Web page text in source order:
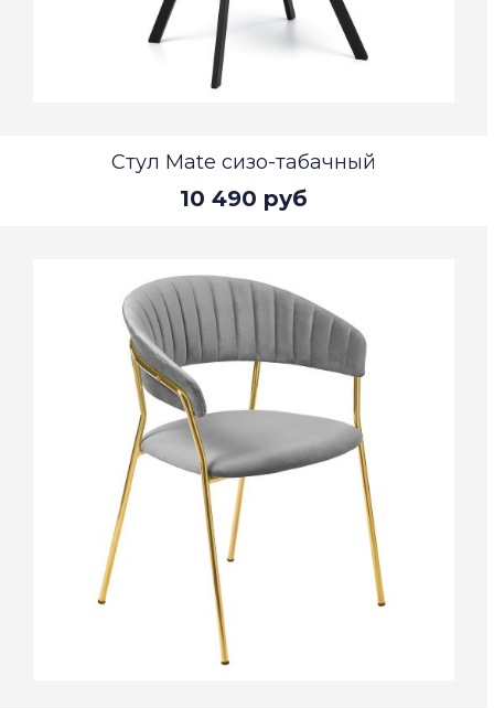
Стул Mate сизо-табачный
10 490 руб